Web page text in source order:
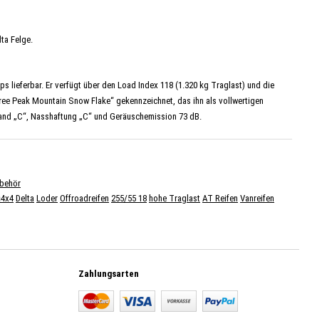
Felge.
lieferbar. Er verfügt über den Load Index 118 (1.320 kg Traglast) und die
Peak Mountain Snow Flake“ gekennzeichnet, das ihn als vollwertigen
„C“, Nasshaftung „C“ und Geräuschemission 73 dB.
Delta Loder Offroadreifen 255/55 18 hohe Traglast AT Reifen Vanreifen
Zahlungsarten